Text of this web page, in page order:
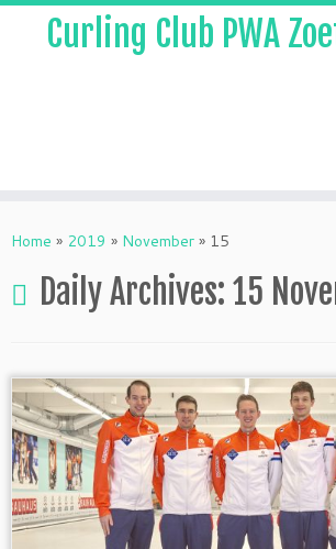
to
Curling Club PWA
Home » 2019 » November » 15
Daily Archives: 15